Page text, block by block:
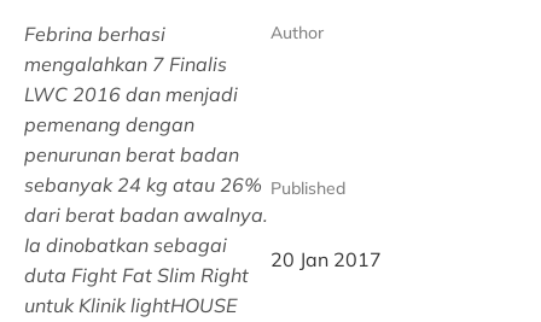
Febrina berhasi
mengalahkan 7 Finalis
LWC 2016 dan menjadi
pemenang dengan
penurunan berat badan
sebanyak 24 kg atau 26%
dari berat badan awalnya.
Ia dinobatkan sebagai
duta Fight Fat Slim Right
untuk Klinik lightHOUSE
Author
Published
20 Jan 2017